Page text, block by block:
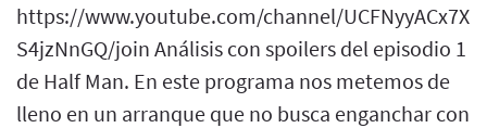
https://www.youtube.com/channel/
S4jzNnGQ/join Análisis con spoilers del episodio 1
de Half Man. En este programa nos metemos de
lleno en un arranque que no busca enganchar con